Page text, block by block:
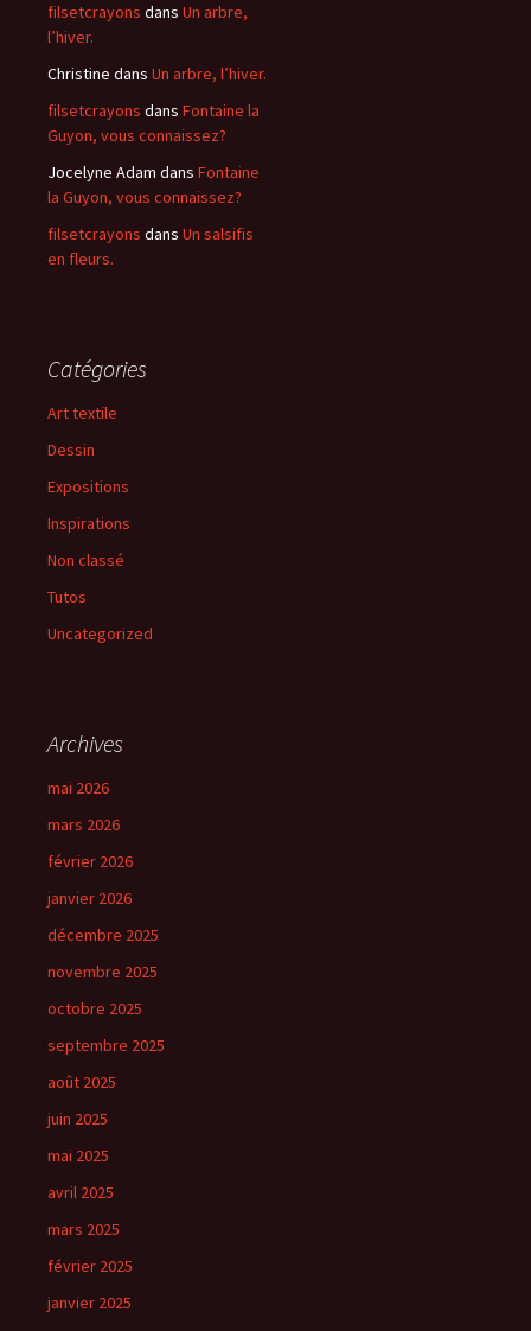
filsetcrayons dans Un arbre,
l’hiver.
Christine dans Un arbre, l’hiver.
filsetcrayons dans Fontaine la
Guyon, vous connaissez?
Jocelyne Adam dans Fontaine
la Guyon, vous connaissez?
filsetcrayons dans Un salsifis
en fleurs.
Catégories
Art textile
Dessin
Expositions
Inspirations
Non classé
Tutos
Uncategorized
Archives
mai 2026
mars 2026
février 2026
janvier 2026
décembre 2025
novembre 2025
octobre 2025
septembre 2025
août 2025
juin 2025
mai 2025
avril 2025
mars 2025
février 2025
janvier 2025